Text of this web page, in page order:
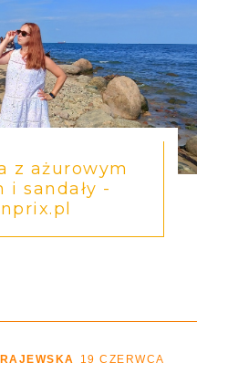
z ażurowym
i sandały -
19 CZERWCA